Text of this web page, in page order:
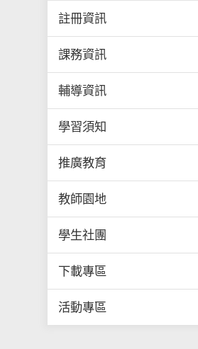
註冊資訊
課務資訊
輔導資訊
學習須知
推廣教育
教師園地
學生社團
下載專區
活動專區